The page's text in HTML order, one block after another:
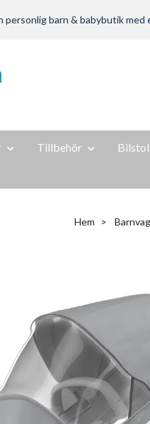
personlig barn & babybutik
Tillbehör
Hem